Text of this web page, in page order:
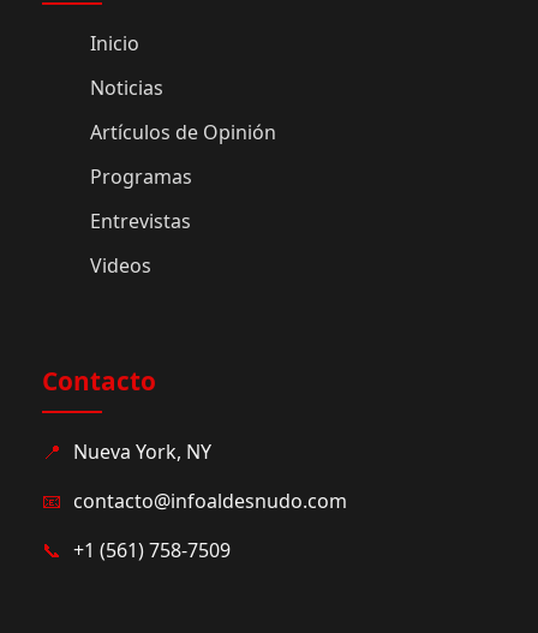
Inicio
Noticias
Artículos de Opinión
Programas
Entrevistas
Videos
Contacto
📍 Nueva York, NY
📧 contacto@infoaldesnudo.com
📞 +1 (561) 758-7509